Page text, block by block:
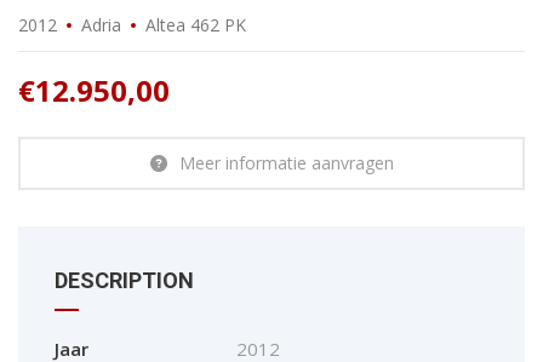
2012 Adria Altea 462 PK
€12.950,00
Meer informatie aanvragen
DESCRIPTION
Jaar
2012